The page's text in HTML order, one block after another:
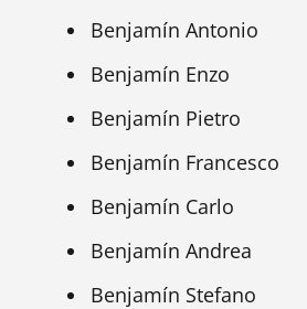
Benjamín Antonio
Benjamín Enzo
Benjamín Pietro
Benjamín Francesco
Benjamín Carlo
Benjamín Andrea
Benjamín Stefano